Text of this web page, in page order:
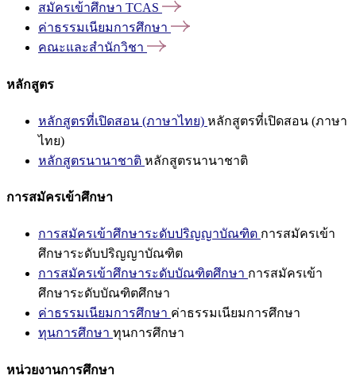
สมัครเข้าศึกษา TCAS
ค่าธรรมเนียมการศึกษา
คณะและสำนักวิชา
หลักสูตร
หลักสูตรที่เปิดสอน (ภาษาไทย) หลักสูตรที่เปิดสอน (ภาษา
ไทย)
หลักสูตรนานาชาติ หลักสูตรนานาชาติ
การสมัครเข้าศึกษา
การสมัครเข้าศึกษาระดับปริญญาบัณฑิต การสมัครเข้า
ศึกษาระดับปริญญาบัณฑิต
การสมัครเข้าศึกษาระดับบัณฑิตศึกษา การสมัครเข้า
ศึกษาระดับบัณฑิตศึกษา
ค่าธรรมเนียมการศึกษา ค่าธรรมเนียมการศึกษา
ทุนการศึกษา ทุนการศึกษา
หน่วยงานการศึกษา